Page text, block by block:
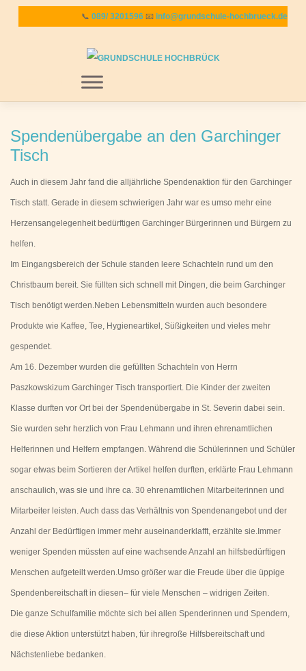
📞 089/ 3201596 📧 info@grundschule-hochbrueck.de
Spendenübergabe an den Garchinger
Tisch
Auch in diesem Jahr fand die alljährliche Spendenaktion für den Garchinger
Tisch statt. Gerade in diesem schwierigen Jahr war es umso mehr eine
Herzensangelegenheit bedürftigen Garchinger Bürgerinnen und Bürgern zu
helfen.
Im Eingangsbereich der Schule standen leere Schachteln rund um den
Christbaum bereit. Sie füllten sich schnell mit Dingen, die beim Garchinger
Tisch benötigt werden.Neben Lebensmitteln wurden auch besondere
Produkte wie Kaffee, Tee, Hygieneartikel, Süßigkeiten und vieles mehr
gespendet.
Am 16. Dezember wurden die gefüllten Schachteln von Herrn
Paszkowskizum Garchinger Tisch transportiert. Die Kinder der zweiten
Klasse durften vor Ort bei der Spendenübergabe in St. Severin dabei sein.
Sie wurden sehr herzlich von Frau Lehmann und ihren ehrenamtlichen
Helferinnen und Helfern empfangen. Während die Schülerinnen und Schüler
sogar etwas beim Sortieren der Artikel helfen durften, erklärte Frau Lehmann
anschaulich, was sie und ihre ca. 30 ehrenamtlichen Mitarbeiterinnen und
Mitarbeiter leisten. Auch dass das Verhältnis von Spendenangebot und der
Anzahl der Bedürftigen immer mehr auseinanderklafft, erzählte sie.Immer
weniger Spenden müssten auf eine wachsende Anzahl an hilfsbedürftigen
Menschen aufgeteilt werden.Umso größer war die Freude über die üppige
Spendenbereitschaft in diesen– für viele Menschen – widrigen Zeiten.
Die ganze Schulfamilie möchte sich bei allen Spenderinnen und Spendern,
die diese Aktion unterstützt haben, für ihregroße Hilfsbereitschaft und
Nächstenliebe bedanken.